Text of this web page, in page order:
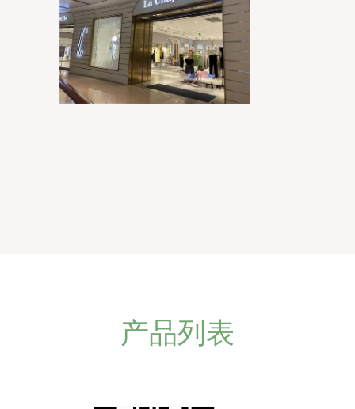
产品列表